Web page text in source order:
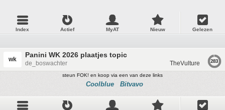
Index Actief MyAT Nieuw Gelezen
wk
Panini WK 2026 plaatjes topic
de_boswachter TheVulture 283
steun FOK! en koop via een van deze links
Coolblue Bitvavo